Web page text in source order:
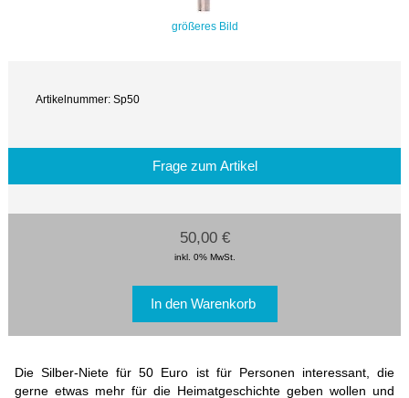
größeres Bild
Artikelnummer: Sp50
Frage zum Artikel
50,00 €
inkl. 0% MwSt.
Die Silber-Niete für 50 Euro ist für Personen interessant, die
gerne etwas mehr für die Heimatgeschichte geben wollen und